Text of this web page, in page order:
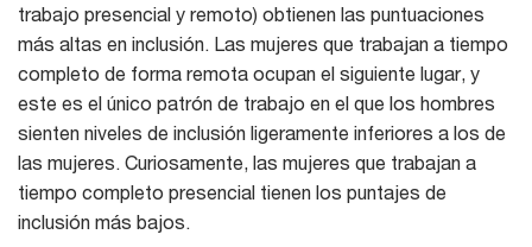
trabajo presencial y remoto) obtienen las puntuaciones
más altas en inclusión. Las mujeres que trabajan a tiempo
completo de forma remota ocupan el siguiente lugar, y
este es el único patrón de trabajo en el que los hombres
sienten niveles de inclusión ligeramente inferiores a los de
las mujeres. Curiosamente, las mujeres que trabajan a
tiempo completo presencial tienen los puntajes de
inclusión más bajos.